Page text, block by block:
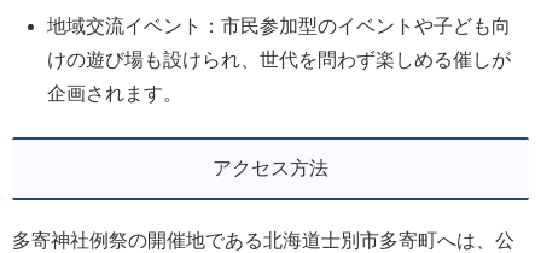
地域交流イベント：市民参加型のイベントや子ども向
けの遊び場も設けられ、世代を問わず楽しめる催しが
企画されます。
アクセス方法
多寄神社例祭の開催地である北海道士別市多寄町へは、公